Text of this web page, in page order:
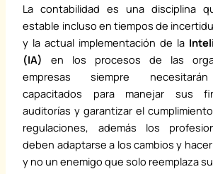
-
e
n
d
r
o
l
e
x
.
La contabilidad es una disciplina
estable incluso en tiempos de
y la actual implementación de la
(IA)
en los procesos de las
empresas siempre
capacitados para manejar sus
auditorías y garantizar el
regulaciones, además los
deben adaptarse a los cambios y hacer
y no un enemigo que solo reemplaza